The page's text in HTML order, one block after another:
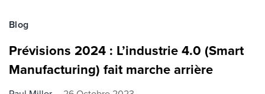
Blog
Prévisions 2024 : L’industrie 4.0 (Smart
Manufacturing) fait marche arrière